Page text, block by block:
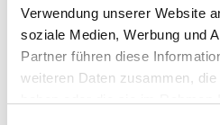
Verwendung unserer Website
soziale Medien, Werbung und
Partner führen diese
weiteren Daten zusammen,
Souterrain 2.406 €
Hochparterre 2.995 €